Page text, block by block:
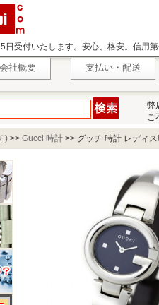
受付いたします。安心、格安。信用第
会社概要 支払い・配送
弊
ご
) >> Gucci 時計 >> グッチ 時計 レディ